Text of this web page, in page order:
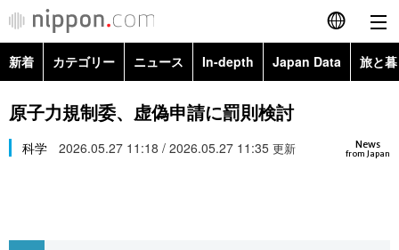
English
简体字
繁體字
新着 カテゴリー ニュース In-depth Japan Data 旅と
政治・外交
経済・ビジネス
社会
Images
原子力規制委、虚偽申請に罰則検討
News
from Japan
科学 2026.05.27 11:18 / 2026.05.27 11:35 更新